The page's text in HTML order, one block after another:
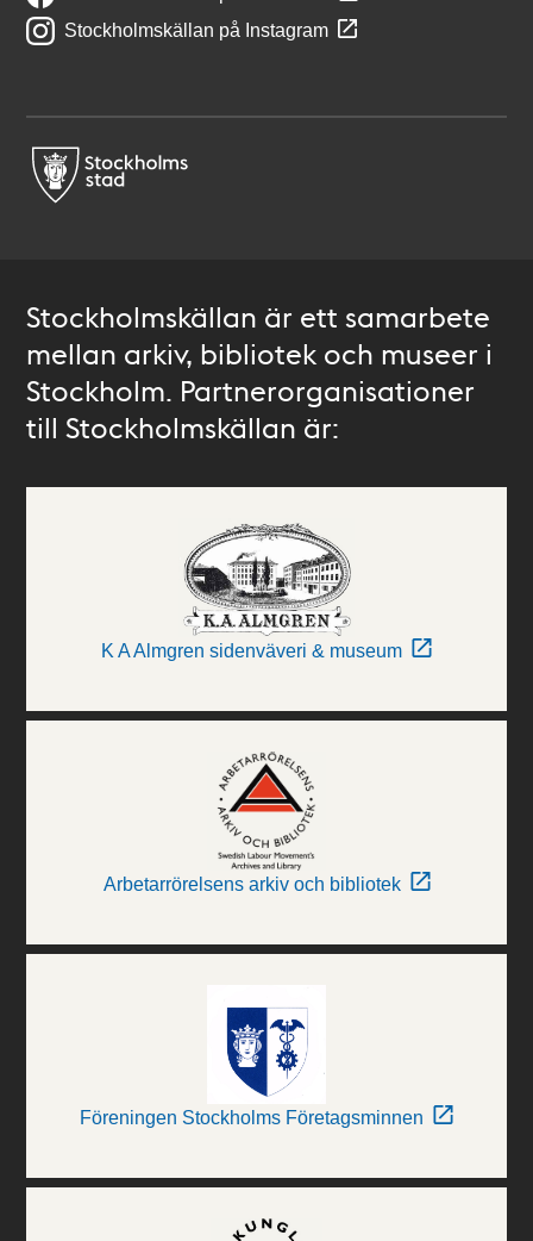
Stockholmskällan på Instagram
Stockholmskällan är ett samarbete
mellan arkiv, bibliotek och museer i
Stockholm. Partnerorganisationer
till Stockholmskällan är:
K A Almgren sidenväveri & museum
Arbetarrörelsens arkiv och bibliotek
Föreningen Stockholms Företagsminnen